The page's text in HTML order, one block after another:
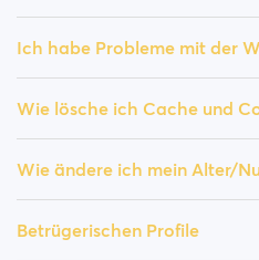
Ich habe Probleme mit der
Wie lösche ich Cache und
Wie ändere ich mein Alter/
Betrügerischen Profile